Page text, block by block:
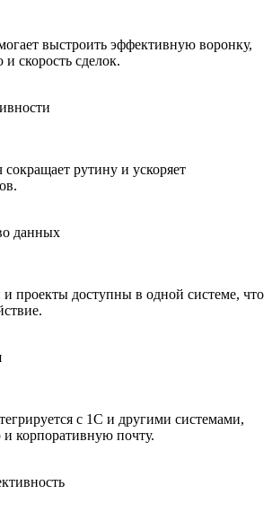
выстроить эффективную воронку,
скорость сделок.
сокращает рутину и ускоряет
данных
и проекты доступны в одной системе, что
с 1С и другими системами,
корпоративную почту.